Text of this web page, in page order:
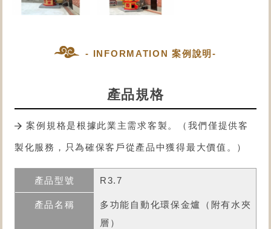
- INFORMATION 案例說明-
產品規格
案例規格是根據此業主需求客製。（我們僅提供客
製化服務，只為確保客戶從產品中獲得最大價值。）
R3.7
多功能自動化環保金爐
（附有水夾
層）